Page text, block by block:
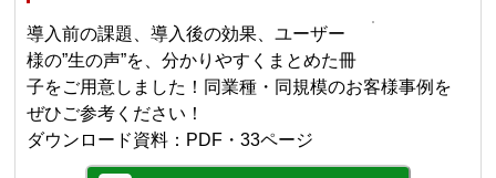
導入前の課題、導入後の効果、ユーザー
様の”生の声”を、分かりやすくまとめた冊
子をご用意しました！同業種・同規模のお客様事例を
ぜひご参考ください！
ダウンロード資料：PDF・33ページ